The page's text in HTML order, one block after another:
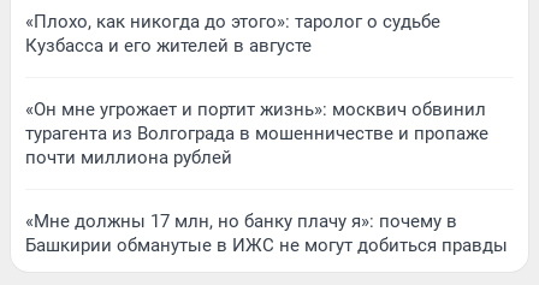
«Плохо, как никогда до этого»: таролог о судьбе
Кузбасса и его жителей в августе
«Он мне угрожает и портит жизнь»: москвич обвинил
турагента из Волгограда в мошенничестве и пропаже
почти миллиона рублей
«Мне должны 17 млн, но банку плачу я»: почему в
Башкирии обманутые в ИЖС не могут добиться правды